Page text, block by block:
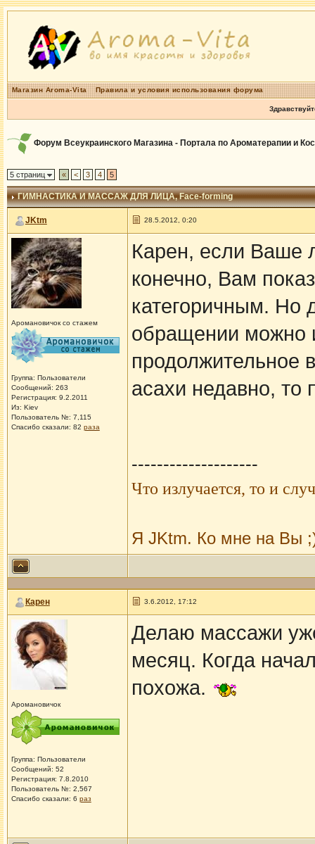
Магазин Aroma-Vita Правила и условия использования форума
Форум Всеукраинского Магазина - Портала по Ароматерапии и
5 страниц « < 3 4 5
ГИМНАСТИКА И МАССАЖ ДЛЯ ЛИЦА, Face-forming
JKtm 28.5.2012, 0:20
Аромановичок со стажем
Группа: Пользователи
Сообщений: 263
Регистрация: 9.2.2011
Из: Kiev
Пользователь №: 7,115
Спасибо сказали: 82 раза
Карен, если Ваше
конечно, Вам
категоричным. Но
обращении можно
продолжительное
асахи недавно, то
--------------------
Что излучается, то и
Я JKtm. Ко мне на Вы
Карен 3.6.2012, 17:12
Аромановичок
Группа: Пользователи
Сообщений: 52
Регистрация: 7.8.2010
Пользователь №: 2,567
Спасибо сказали: 6 раз
Делаю массажи
месяц. Когда
похожа.